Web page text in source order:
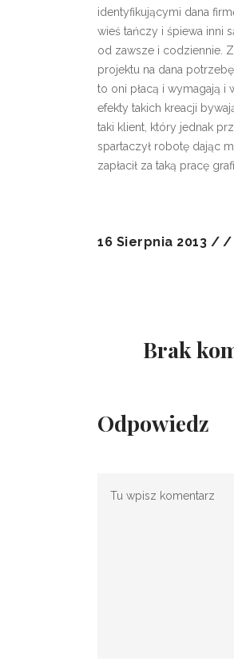
identyfikującymi dana
wieś tańczy i śpiewa inni
od zawsze i codziennie.
projektu na dana
to oni płacą i wymagają i
efekty takich kreacji
taki klient, który jednak
spartaczył robotę dając
zapłacił za taką pracę
16 Sierpnia 2013
Brak
Odpowiedz